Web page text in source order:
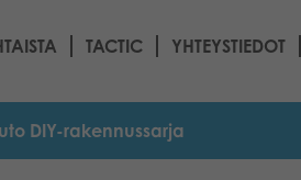
TACTIC YHTEYSTIEDOT
DIY-rakennussarja